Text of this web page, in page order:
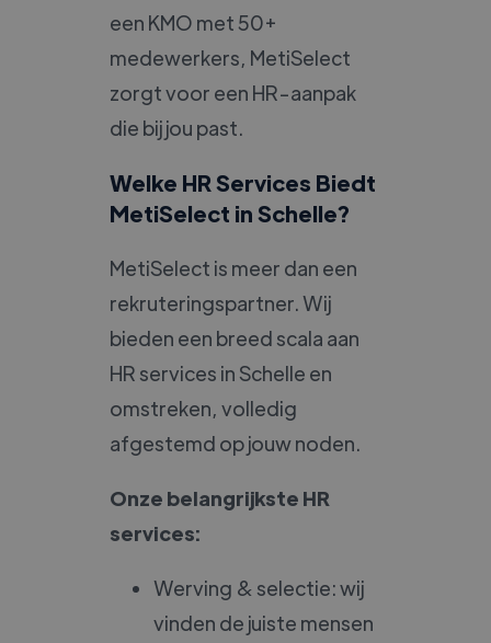
een KMO met 50+
medewerkers, MetiSelect
zorgt voor een HR-aanpak
die bij jou past.
Welke HR Services Biedt
MetiSelect in Schelle?
MetiSelect is meer dan een
rekruteringspartner. Wij
bieden een breed scala aan
HR services in Schelle en
omstreken, volledig
afgestemd op jouw noden.
Onze belangrijkste HR
services:
Werving & selectie: wij
vinden de juiste mensen